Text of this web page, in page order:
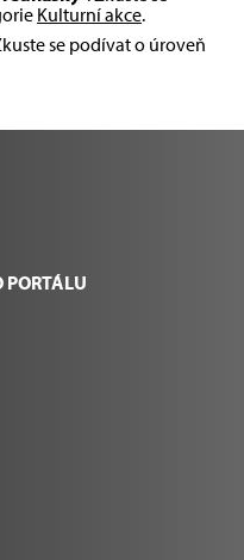
Kulturní akce.
se podívat o úroveň
PORTÁLU